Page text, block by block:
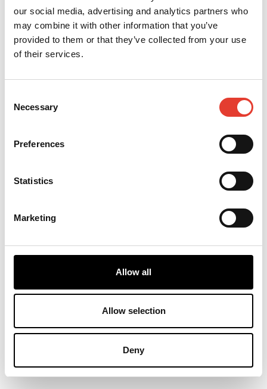
our social media, advertising and analytics partners who
may combine it with other information that you’ve
provided to them or that they’ve collected from your use
of their services.
Selection
Necessary
Preferences
Statistics
Marketing
Allow all
Allow selection
Deny
bez překrývání. Dokonalý vzhled,
energetická účinnost a menší
opotřebení.
Dynamická správa zón
Díky aplikaci a připojení GPS-RTK
pracovní zóny a zakázané zóny.
Hranice se nastavují bez jakéhokoli
fyzického zásahu na místě.